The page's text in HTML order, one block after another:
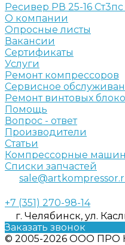
Ресивер РВ 25-16
О компании
Опросные листы
Вакансии
Сертификаты
Услуги
Ремонт компрессоров
Сервисное
Ремонт винтовых
Помощь
Вопрос - ответ
Производители
Статьи
Компрессорные
Списки запчастей
+7 (351) 270-98-14
г. Челябинск, ул.
Заказать звонок
© 2005-2026 ООО ПРО